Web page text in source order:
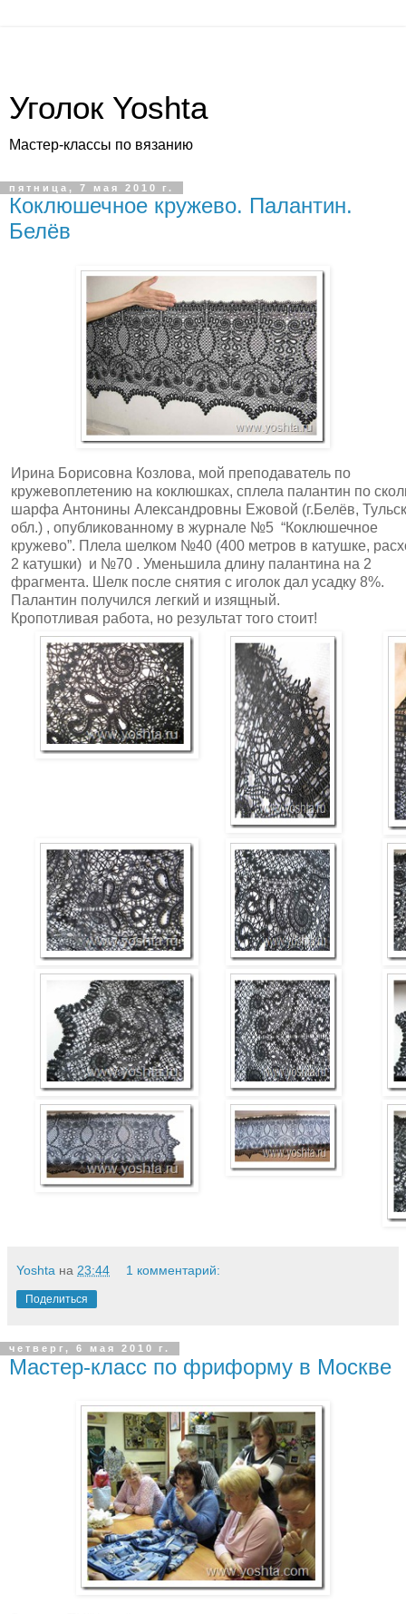
Уголок Yoshta
Мастер-классы по вязанию
пятница, 7 мая 2010 г.
Коклюшечное кружево. Палантин.
Белёв
Ирина Борисовна Козлова, мой преподаватель по
кружевоплетению на коклюшках, сплела палантин по
шарфа Антонины Александровны Ежовой (г.Белёв,
обл.) , опубликованному в журнале №5 “Коклюшечное
кружево”. Плела шелком №40 (400 метров в катушке,
2 катушки) и №70 . Уменьшила длину палантина на 2
фрагмента. Шелк после снятия с иголок дал усадку 8%.
Палантин получился легкий и изящный.
Кропотливая работа, но результат того стоит!
Yoshta на 23:44 1 комментарий:
Поделиться
четверг, 6 мая 2010 г.
Мастер-класс по фриформу в Москве